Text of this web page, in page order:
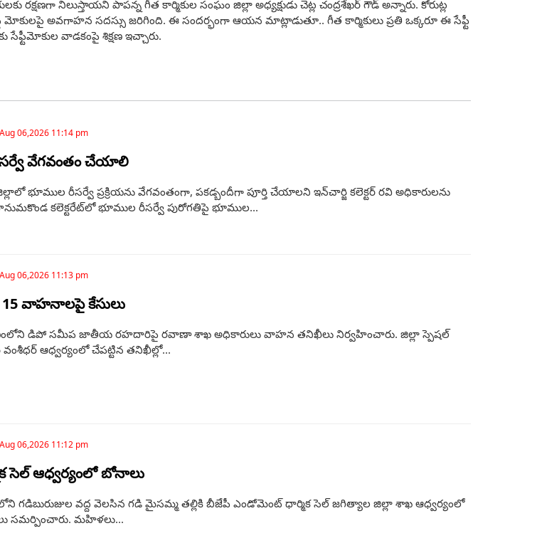
రక్షణగా నిలుస్తాయని పాపన్న గీత కార్మికుల సంఘం జిల్లా అధ్యక్షుడు చెట్ల చంద్రశేఖర్ గౌడ్ అన్నారు. కోరుట్ల
అవగాహన సదస్సు జరిగింది. ఈ సందర్భంగా ఆయన మాట్లాడుతూ.. గీత కార్మికులు ప్రతి ఒక్కరూ ఈ సేఫ్టీ
వాడకంపై శిక్షణ ఇచ్చారు.
06,2026 11:14 pm
వేగవంతం చేయాలి
భూముల రీసర్వే ప్రక్రియను వేగవంతంగా, పకడ్బందీగా పూర్తి చేయాలని ఇన్‌చార్జి కలెక్టర్ రవి అధికారులను
కలెక్టరేట్‌లో భూముల రీసర్వే పురోగతిపై భూముల...
06,2026 11:13 pm
వాహనాలపై కేసులు
డిపో సమీప జాతీయ రహదారిపై రవాణా శాఖ అధికారులు వాహన తనిఖీలు నిర్వహించారు. జిల్లా స్పెషల్
ఆధ్వర్యంలో చేపట్టిన తనిఖీల్లో...
06,2026 11:12 pm
సెల్ ఆధ్వర్యంలో బోనాలు
గడిబురుజుల వద్ద వెలసిన గడి మైసమ్మ తల్లికి బీజేపీ ఎండోమెంట్ ధార్మిక సెల్ జగిత్యాల జిల్లా శాఖ ఆధ్వర్యంలో
సమర్పించారు. మహిళలు...